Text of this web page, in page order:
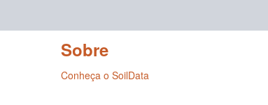
Sobre
Conheça o SoilData